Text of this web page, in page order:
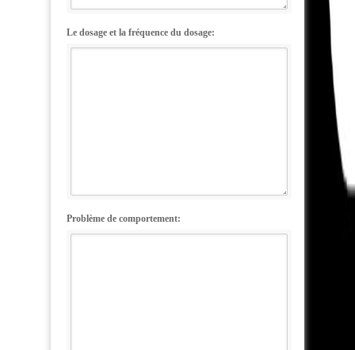
Le dosage et la fréquence du dosage:
Problème de comportement: